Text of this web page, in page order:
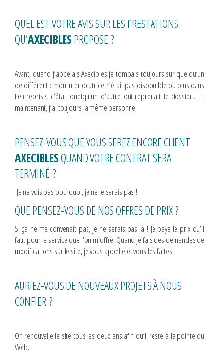
QUEL EST VOTRE AVIS SUR LES PRESTATIONS
QU’AXECIBLESPROPOSE ?
Avant, quand j’appelais Axecibles je tombais toujours sur quelqu’un
de différent : mon interlocutrice n’était pas disponible ou plus dans
l’entreprise, c’était quelqu’un d’autre qui reprenait le dossier... Et
maintenant, j’ai toujours la même personne.
PENSEZ-VOUS QUE VOUS SEREZ ENCORE CLIENT
AXECIBLESQUAND VOTRE CONTRAT SERA
TERMINÉ ?
Je ne vois pas pourquoi, je ne le serais pas !
QUE PENSEZ-VOUS DE NOS OFFRES DE PRIX ?
Si ça ne me convenait pas, je ne serais pas là ! Je paye le prix qu’il
faut pour le service que l’on m’offre. Quand je fais des demandes de
modifications sur le site, je vous appelle et vous les faites.
AURIEZ-VOUS DE NOUVEAUX PROJETS À NOUS
CONFIER ?
On renouvelle le site tous les deux ans afin qu’il reste à la pointe du
Web.